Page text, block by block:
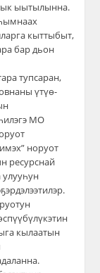
ыытылынна.
кыттыбыт,
бар дьон
тупсаран,
үтүө-
МО
норуот
ресурснай
улууһун
кылаатын